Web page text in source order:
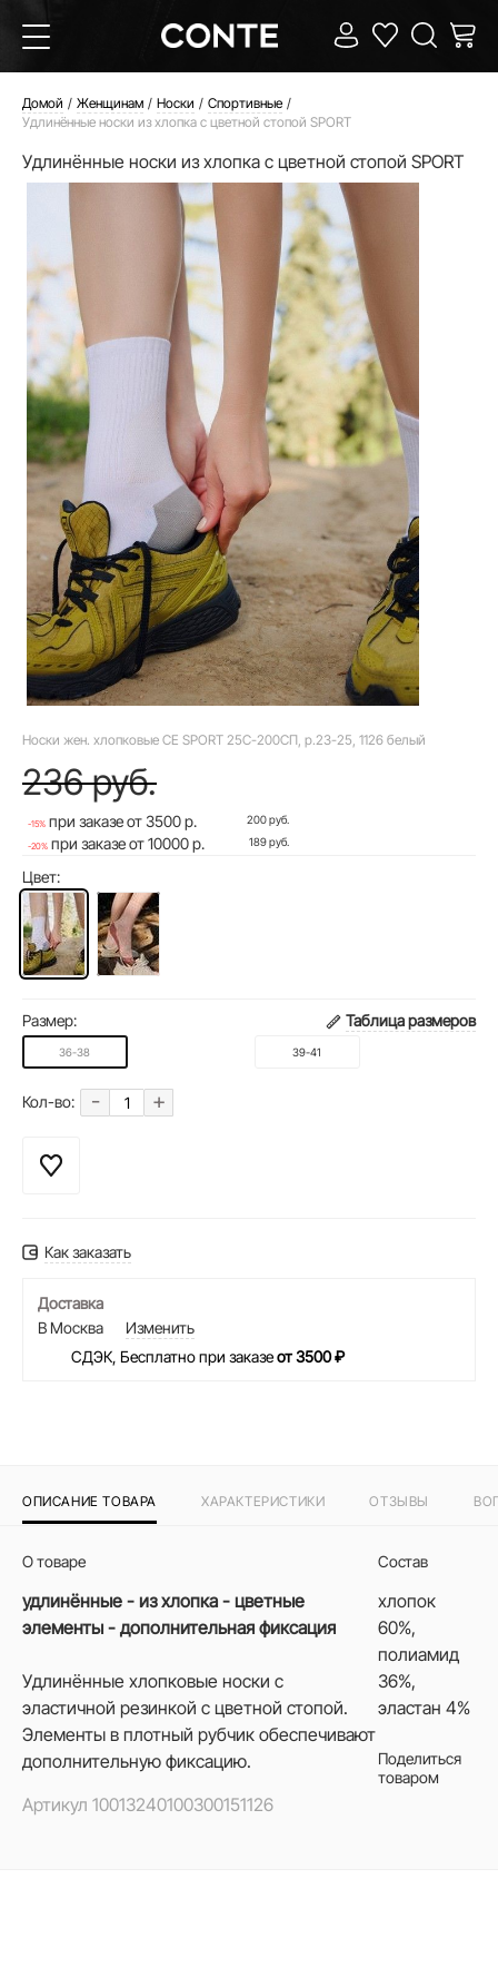
Домой Женщинам Носки
Спортивные
Удлинённые носки из хлопка с цветной стопой SPORT
Удлинённые носки из хлопка с цветной стопой SPORT
Носки жен. хлопковые CE SPORT 25С-200СП, р.23-25, 1126 белый
236 руб.
-15% при заказе от 3500 р. 200 руб.
-20% при заказе от 10000 р. 189 руб.
Цвет:
Размер: Таблица размеров
36-38 39-41
Кол-во: - +
Как заказать
Доставка
В Москва
Изменить
СДЭК, Бесплатно при заказеот 3500 ₽
ОПИСАНИЕ ТОВАРА ХАРАКТЕРИСТИКИ ОТЗЫВЫ
О товаре
удлинённые - из хлопка - цветные
элементы - дополнительная фиксация
Удлинённые хлопковые носки с
эластичной резинкой с цветной стопой.
Элементы в плотный рубчик обеспечивают
дополнительную фиксацию.
Артикул 10013240100300151126
Состав
хлопок
60%,
полиамид
36%,
эластан 4%
Поделиться
товаром